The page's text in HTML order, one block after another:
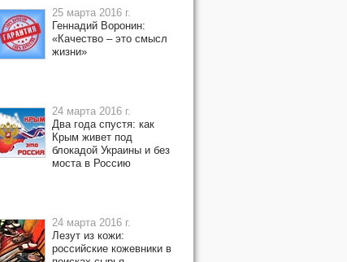
25 марта 2016 г.
Геннадий Воронин:
«Качество – это смысл
жизни»
24 марта 2016 г.
Два года спустя: как
Крым живет под
блокадой Украины и без
моста в Россию
24 марта 2016 г.
Лезут из кожи:
российские кожевники в